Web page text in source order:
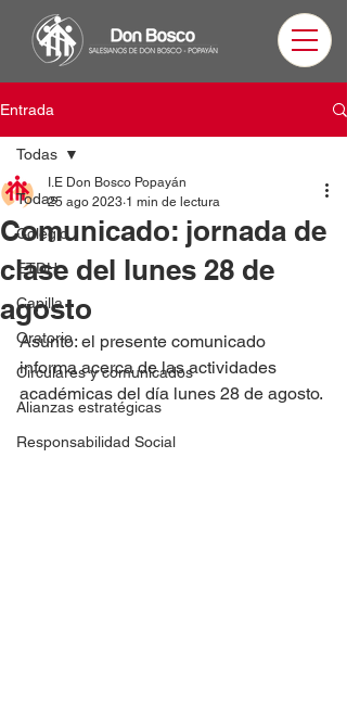
Entrada
Todas
Colegio
ETDH
Capilla
Oratorio
Circulares y comunicados
Alianzas estratégicas
Responsabilidad Social
Todas
Comunicado: jornada de
clase del lunes 28 de
agosto
I.E Don Bosco Popayán
25 ago 2023 1 min de lectura
Asunto: el presente comunicado
informa acerca de las actividades
académicas del día lunes 28 de agosto.